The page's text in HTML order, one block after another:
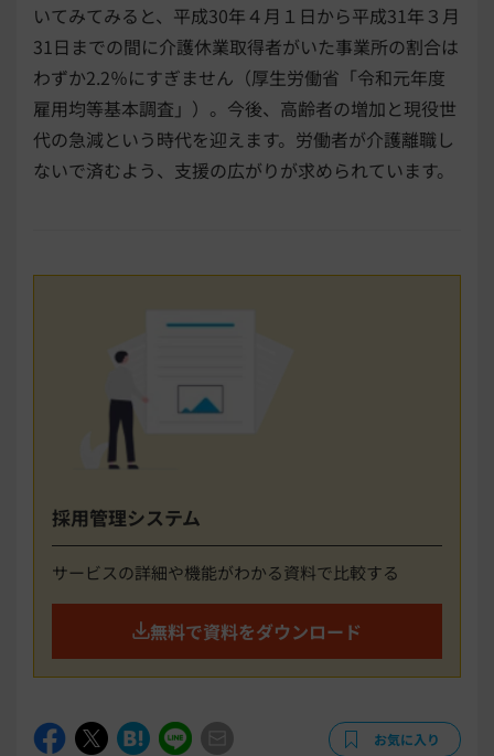
いてみてみると、平成30年４月１日から平成31年３月
31日までの間に介護休業取得者がいた事業所の割合は
わずか2.2％にすぎません（厚生労働省「令和元年度
雇用均等基本調査」）。今後、高齢者の増加と現役世
代の急減という時代を迎えます。労働者が介護離職し
ないで済むよう、支援の広がりが求められています。
採用管理システム
サービスの詳細や機能がわかる資料で比較する
無料で資料をダウンロード
お気に入り